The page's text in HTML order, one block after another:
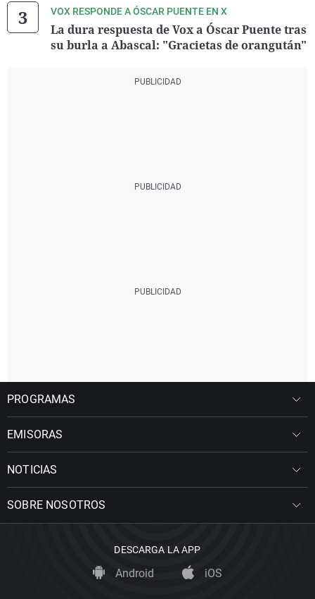
VOX RESPONDE A ÓSCAR PUENTE EN X
La dura respuesta de Vox a Óscar Puente tras
su burla a Abascal: "Gracietas de orangután"
PROGRAMAS
EMISORAS
NOTICIAS
SOBRE NOSOTROS
DESCARGA LA APP
Android iOS